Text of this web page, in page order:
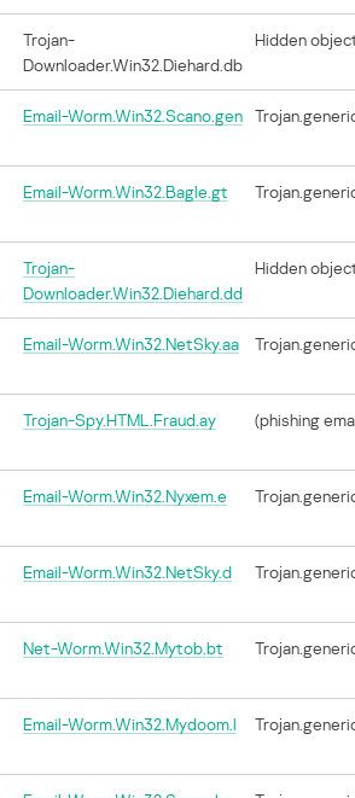
Trojan-
Downloader.Win32.Diehard.db
Hidden
Email-Worm.Win32.Scano.gen
Email-Worm.Win32.Bagle.gt
Trojan-
Downloader.Win32.Diehard.dd
Hidden
Email-Worm.Win32.NetSky.aa
Trojan-Spy.HTML.Fraud.ay (phishing
Email-Worm.Win32.Nyxem.e
Email-Worm.Win32.NetSky.d
Net-Worm.Win32.Mytob.bt
Email-Worm.Win32.Mydoom.l